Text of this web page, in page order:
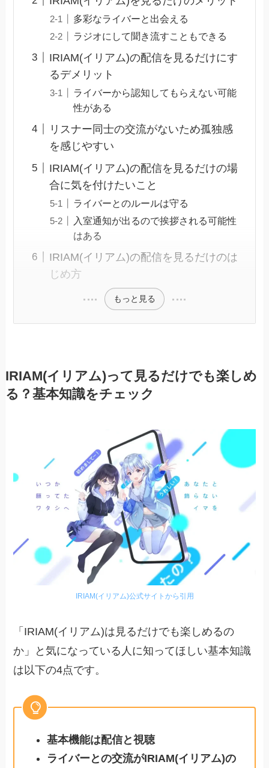
多彩なライバーと出会える
ラジオにして聞き流すこともできる
IRIAM(イリアム)の配信を見るだけにす
るデメリット
ライバーから認知してもらえない可能
性がある
リスナー同士の交流がないため孤独感
を感じやすい
IRIAM(イリアム)の配信を見るだけの場
合に気を付けたいこと
ライバーとのルールは守る
入室通知が出るので挨拶される可能性
はある
IRIAM(イリアム)の配信を見るだけのは
じめ方
もっと見る
IRIAM(イリアム)って見るだけでも楽しめ
る？基本知識をチェック
IRIAM(イリアム)公式サイトから引用
「IRIAM(イリアム)は見るだけでも楽しめるの
か」と気になっている人に知ってほしい基本知識
は以下の4点です。
基本機能は配信と視聴
ライバーとの交流がIRIAM(イリアム)の